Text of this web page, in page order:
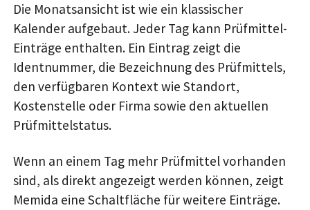
Die Monatsansicht ist wie ein klassischer
Kalender aufgebaut. Jeder Tag kann Prüfmittel-
Einträge enthalten. Ein Eintrag zeigt die
Identnummer, die Bezeichnung des Prüfmittels,
den verfügbaren Kontext wie Standort,
Kostenstelle oder Firma sowie den aktuellen
Prüfmittelstatus.
Wenn an einem Tag mehr Prüfmittel vorhanden
sind, als direkt angezeigt werden können, zeigt
Memida eine Schaltfläche für weitere Einträge.